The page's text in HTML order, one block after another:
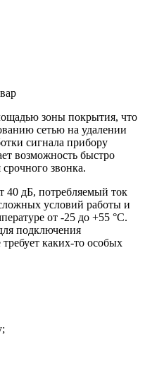
зоны покрытия, что
сетью на удалении
сигнала прибору
возможность быстро
звонка.
40 дБ, потребляемый ток
условий работы и
от -25 до +55 °C.
подключения
каких-то особых